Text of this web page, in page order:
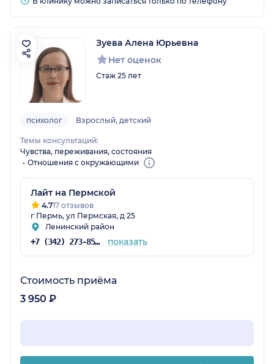
Зуева Алена Юрьевна
Нет оценок
Стаж 25 лет
психолог Взрослый, детский
Темы консультаций:
Чувства, переживания, состояния
Отношения с окружающими
Лайт на Пермской
4.717 отзывов
г Пермь, ул Пермская, д 25
Ленинский район
+7 (342) 273-85-03 показать
Стоимость приёма
3 950 ₽